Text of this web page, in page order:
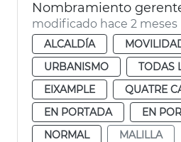
modificado hace 2 meses
ALCALDÍA
URBANISMO
TODAS
EIXAMPLE
QUATRE
EN PORTADA
EN
NORMAL
MALILLA